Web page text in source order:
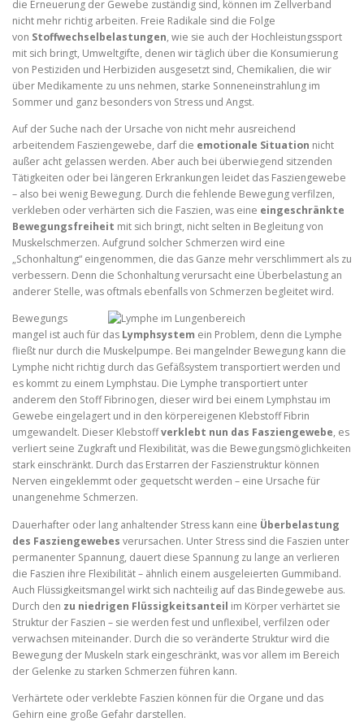
die Erneuerung der Gewebe zuständig sind, können im Zellverband
nicht mehr richtig arbeiten. Freie Radikale sind die Folge
von Stoffwechselbelastungen, wie sie auch der Hochleistungssport
mit sich bringt, Umweltgifte, denen wir täglich über die Konsumierung
von Pestiziden und Herbiziden ausgesetzt sind, Chemikalien, die wir
über Medikamente zu uns nehmen, starke Sonneneinstrahlung im
Sommer und ganz besonders von Stress und Angst.
Auf der Suche nach der Ursache von nicht mehr ausreichend
arbeitendem Fasziengewebe, darf die emotionale Situation nicht
außer acht gelassen werden. Aber auch bei überwiegend sitzenden
Tätigkeiten oder bei längeren Erkrankungen leidet das Fasziengewebe
– also bei wenig Bewegung. Durch die fehlende Bewegung verfilzen,
verkleben oder verhärten sich die Faszien, was eine eingeschränkte
Bewegungsfreiheit mit sich bringt, nicht selten in Begleitung von
Muskelschmerzen. Aufgrund solcher Schmerzen wird eine
„Schonhaltung“ eingenommen, die das Ganze mehr verschlimmert als zu
verbessern. Denn die Schonhaltung verursacht eine Überbelastung an
anderer Stelle, was oftmals ebenfalls von Schmerzen begleitet wird.
Bewegungs
mangel ist auch für das Lymphsystem ein Problem, denn die Lymphe
fließt nur durch die Muskelpumpe. Bei mangelnder Bewegung kann die
Lymphe nicht richtig durch das Gefäßsystem transportiert werden und
es kommt zu einem Lymphstau. Die Lymphe transportiert unter
anderem den Stoff Fibrinogen, dieser wird bei einem Lymphstau im
Gewebe eingelagert und in den körpereigenen Klebstoff Fibrin
umgewandelt. Dieser Klebstoffverklebt nun das Fasziengewebe, es
verliert seine Zugkraft und Flexibilität, was die Bewegungsmöglichkeiten
stark einschränkt. Durch das Erstarren der Faszienstruktur können
Nerven eingeklemmt oder gequetscht werden – eine Ursache für
unangenehme Schmerzen.
Dauerhafter oder lang anhaltender Stress kann eine Überbelastung
des Fasziengewebes verursachen. Unter Stress sind die Faszien unter
permanenter Spannung, dauert diese Spannung zu lange an verlieren
die Faszien ihre Flexibilität – ähnlich einem ausgeleierten Gummiband.
Auch Flüssigkeitsmangel wirkt sich nachteilig auf das Bindegewebe aus.
Durch den zu niedrigen Flüssigkeitsanteil im Körper verhärtet sie
Struktur der Faszien – sie werden fest und unflexibel, verfilzen oder
verwachsen miteinander. Durch die so veränderte Struktur wird die
Bewegung der Muskeln stark eingeschränkt, was vor allem im Bereich
der Gelenke zu starken Schmerzen führen kann.
Verhärtete oder verklebte Faszien können für die Organe und das
Gehirn eine große Gefahr darstellen.